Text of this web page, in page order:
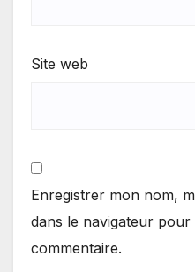
Site web
Enregistrer mon nom,
dans le navigateur
commentaire.